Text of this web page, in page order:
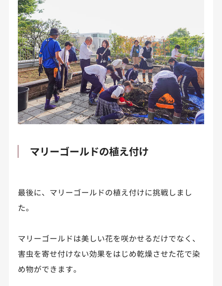
マリーゴールドの植え付け
最後に、マリーゴールドの植え付けに挑戦しまし
た。
マリーゴールドは美しい花を咲かせるだけでなく、
害虫を寄せ付けない効果をはじめ乾燥させた花で染
め物ができます。